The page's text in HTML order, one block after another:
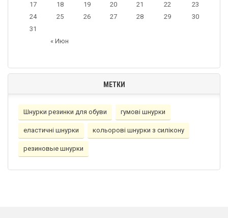
« Июн
17
18 19 20 21 22
23
24
25 26 27 28 29
30
31
МЕТКИ
Шнурки резинки для обуви гумовi шнурки
еластичнi шнурки кольорові шнурки з силікону
резиновые шнурки